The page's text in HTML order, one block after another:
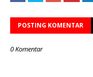
POSTING KOMENTAR
0 Komentar